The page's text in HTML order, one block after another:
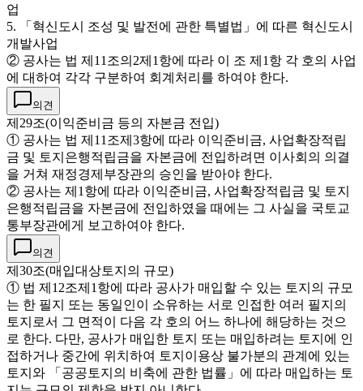
업
5. 「혁신도시 조성 및 발전에 관한 특별법」에 따른 혁신도시
개발사업
② 공사는 법 제11조의2제1항에 따라 이 조 제1항 각 호의 사업
에 대하여 각각 구분하여 회계처리를 하여야 한다.
의견
제29조(이익준비금 등의 자본금 전입)
① 공사는 법 제11조제3항에 따라 이익준비금, 사업확장적립
금 및 토지은행적립금을 자본금에 전입하려면 이사회의 의결
을 거쳐 재정경제부장관의 승인을 받아야 한다.
② 공사는 제1항에 따라 이익준비금, 사업확장적립금 및 토지
은행적립금을 자본금에 전입하였을 때에는 그 사실을 국토교
통부장관에게 보고하여야 한다.
의견
제30조(매입대상토지의 규모)
① 법 제12조제1항에 따라 공사가 매입할 수 있는 토지의 규모
는 한 필지 또는 동일인이 소유하는 서로 인접한 여러 필지의
토지로서 그 면적이 다음 각 호의 어느 하나에 해당하는 것으
로 한다. 다만, 공사가 매입한 토지 또는 매입하려는 토지에 인
접하거나 중간에 위치하여 토지이용상 불가분의 관계에 있는
토지와 「공공토지의 비축에 관한 법률」에 따라 매입하는 토